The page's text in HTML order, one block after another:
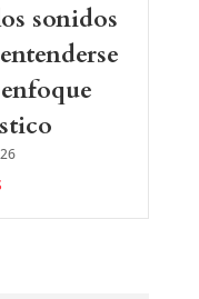
sonidos